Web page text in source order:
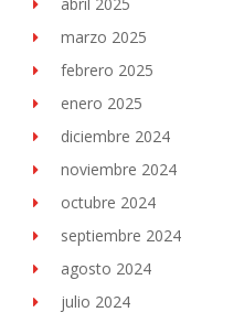
marzo 2025
febrero 2025
enero 2025
diciembre 2024
noviembre 2024
octubre 2024
septiembre 2024
agosto 2024
julio 2024